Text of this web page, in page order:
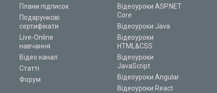
Плани підписок
Подарункові
сертифікати
Live-Online
навчання
Відео канал
Статті
Форум
Відеоуроки ASP.NET
Core
Відеоуроки Java
Відеоуроки
HTML&CSS
Відеоуроки
JavaScript
Відеоуроки Angular
Відеоуроки React